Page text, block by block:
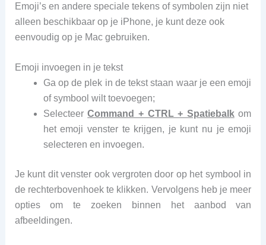
Emoji’s en andere speciale tekens of symbolen zijn niet
alleen beschikbaar op je iPhone, je kunt deze ook
eenvoudig op je Mac gebruiken.
Emoji invoegen in je tekst
Ga op de plek in de tekst staan waar je een emoji
of symbool wilt toevoegen;
SelecteerCommand + CTRL + Spatiebalkom
het emoji venster te krijgen, je kunt nu je emoji
selecteren en invoegen.
Je kunt dit venster ook vergroten door op het symbool in
de rechterbovenhoek te klikken. Vervolgens heb je meer
opties om te zoeken binnen het aanbod van
afbeeldingen.